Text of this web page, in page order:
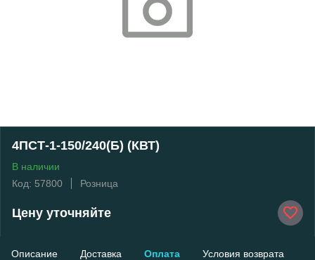
4ПСТ-1-150/240(Б) (КВТ)
В наличии
Код: 57800
Розница
Цену уточняйте
Описание Доставка Оплата Условия возврата